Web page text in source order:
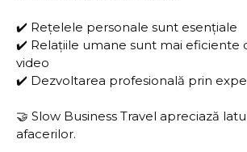
✔️ Rețelele personale sunt esențiale
✔️ Relațiile umane sunt mai eficiente
video
✔️ Dezvoltarea profesională prin
🤝 Slow Business Travel apreciază
afacerilor.